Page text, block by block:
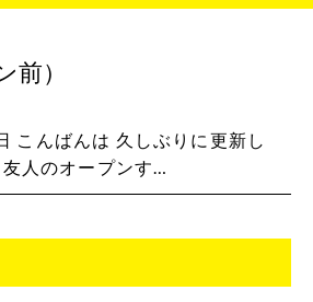
前）
こんばんは 久しぶりに更新し
人のオープンす…